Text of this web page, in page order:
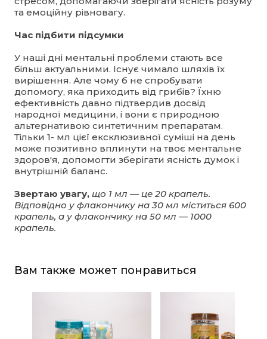
та емоційну рівновагу.
Час підбити підсумки
У наші дні ментальні проблеми стають все
більш актуальними. Існує чимало шляхів їх
вирішення. Але чому б не спробувати
допомогу, яка приходить від грибів? Їхню
ефективність давно підтвердив досвід
народної медицини, і вони є природною
альтернативою синтетичним препаратам.
Тільки 1- мл цієї ексклюзивної суміші на день
може позитивно вплинути на твоє ментальне
здоров'я, допомогти зберігати ясність думок і
внутрішній баланс.
Звертаю увагу, що 1 мл — це 20 крапель.
Відповідно у флакончику на 30 мл міститься 600
крапель, а у флакончику на 50 мл — 1000
крапель.
Вам также может понравиться